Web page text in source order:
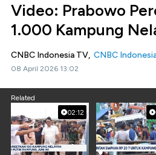
Video: Prabowo
1.000 Kampung
CNBC Indonesia TV, CNBC
08 April 2026 13:02
Related
02:12